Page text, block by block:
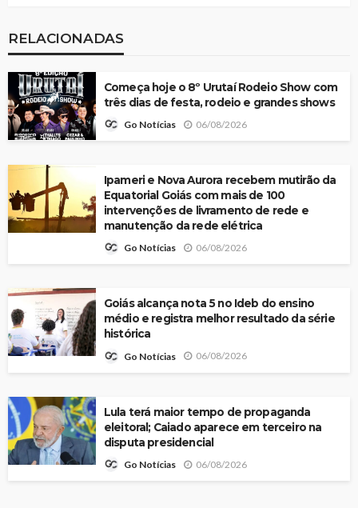
RELACIONADAS
Começa hoje o 8º Urutaí Rodeio Show com
três dias de festa, rodeio e grandes shows
Go Notícias 06/08/2026
Ipameri e Nova Aurora recebem mutirão da
Equatorial Goiás com mais de 100
intervenções de livramento de rede e
manutenção da rede elétrica
Go Notícias 06/08/2026
Goiás alcança nota 5 no Ideb do ensino
médio e registra melhor resultado da série
histórica
Go Notícias 06/08/2026
Lula terá maior tempo de propaganda
eleitoral; Caiado aparece em terceiro na
disputa presidencial
Go Notícias 06/08/2026